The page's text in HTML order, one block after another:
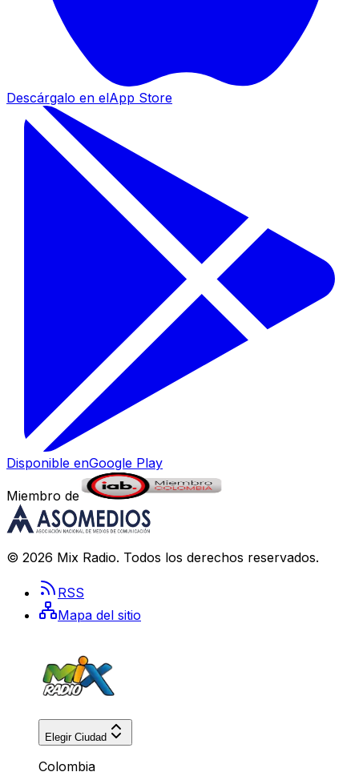
Descárgalo en elApp Store
Disponible enGoogle Play
Miembro de
© 2026 Mix Radio. Todos los derechos reservados.
RSS
Mapa del sitio
Elegir Ciudad
Colombia